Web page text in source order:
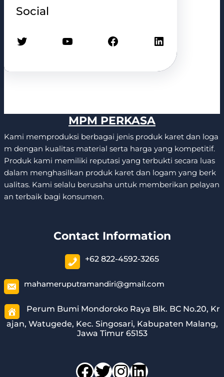
Social
Twitter YouTube Facebook LinkedIn
MPM PERKASA
Kami memproduksi berbagai jenis produk karet dan loga
m dengan kualitas material serta harga yang kompetitif.
Produk kami memiliki reputasi yang terbukti secara luas
dalam menghasilkan produk karet dan logam yang berk
ualitas. Kami selalu berusaha untuk memberikan pelayan
an terbaik bagi konsumen.
Contact Information
+62 822-4592-3265
mahameruputramandiri@gmail.com
Perum Bumi Mondoroko Raya Blk. BC No.20, Kr
ajan, Watugede, Kec. Singosari, Kabupaten Malang,
Jawa Timur 65153
Facebook
Twitter
Instagram
LinkedIn